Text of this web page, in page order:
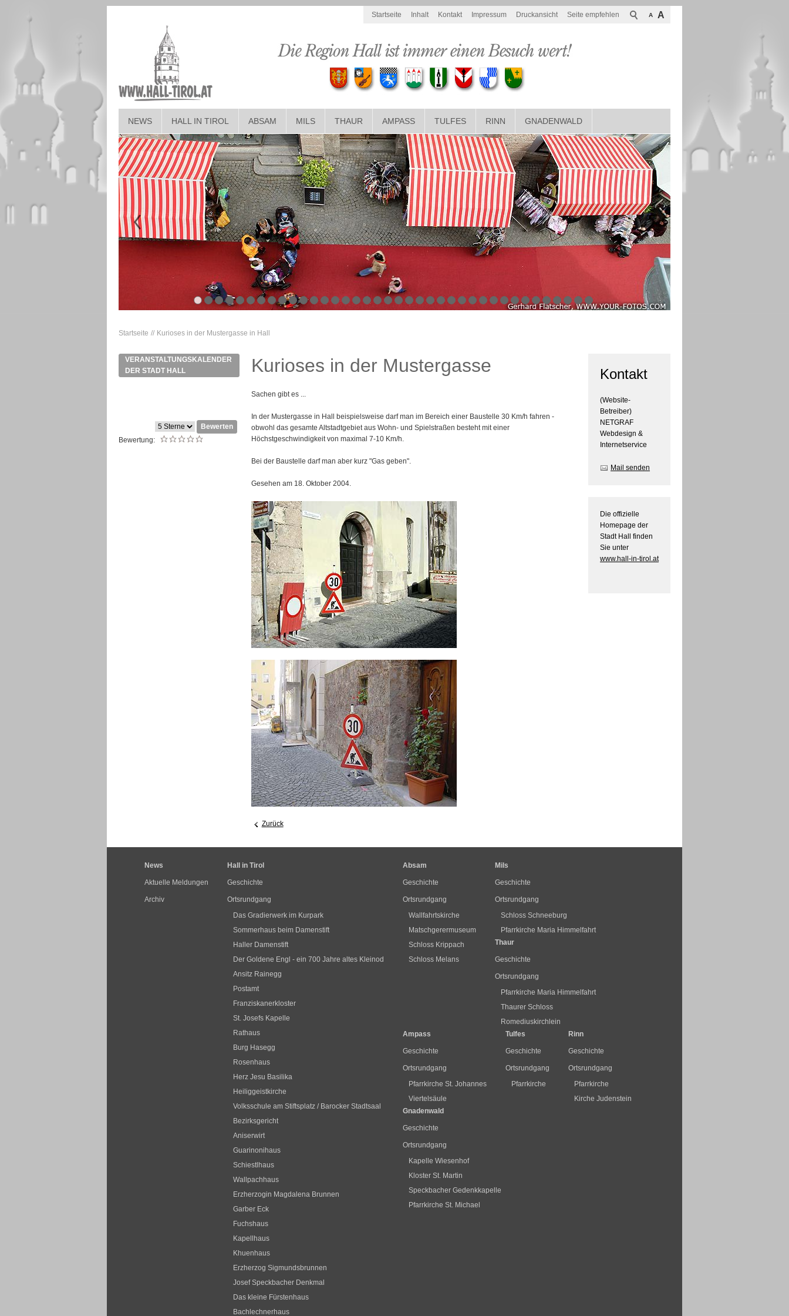
A A
Startseite Inhalt Kontakt Impressum Druckansicht Seite empfehlen
NEWS HALL IN TIROL ABSAM MILS THAUR AMPASS TULFES RINN GNADENWALD
Startseite Kurioses in der Mustergasse in Hall
VERANSTALTUNGSKALENDER
DER STADT HALL
Bewerten
Bewertung:
Kurioses in der Mustergasse
Sachen gibt es ...
In der Mustergasse in Hall beispielsweise darf man im Bereich einer Baustelle 30 Km/h fahren -
obwohl das gesamte Altstadtgebiet aus Wohn- und Spielstraßen besteht mit einer
Höchstgeschwindigkeit von maximal 7-10 Km/h.
Bei der Baustelle darf man aber kurz "Gas geben".
Gesehen am 18. Oktober 2004.
Zurück
Kontakt
(Website-
Betreiber)
NETGRAF
Webdesign &
Internetservice
Mail senden
Die offizielle
Homepage der
Stadt Hall finden
Sie unter
www.hall-in-tirol.at
News
Aktuelle Meldungen
Archiv
Hall in Tirol
Geschichte
Ortsrundgang
Das Gradierwerk im Kurpark
Sommerhaus beim Damenstift
Haller Damenstift
Der Goldene Engl - ein 700 Jahre altes Kleinod
Ansitz Rainegg
Postamt
Franziskanerkloster
St. Josefs Kapelle
Rathaus
Burg Hasegg
Rosenhaus
Herz Jesu Basilika
Heiliggeistkirche
Volksschule am Stiftsplatz / Barocker Stadtsaal
Bezirksgericht
Aniserwirt
Guarinonihaus
Schiestlhaus
Wallpachhaus
Erzherzogin Magdalena Brunnen
Garber Eck
Fuchshaus
Kapellhaus
Khuenhaus
Erzherzog Sigmundsbrunnen
Josef Speckbacher Denkmal
Das kleine Fürstenhaus
Bachlechnerhaus
Absam
Geschichte
Ortsrundgang
Wallfahrtskirche
Matschgerermuseum
Schloss Krippach
Schloss Melans
Mils
Geschichte
Ortsrundgang
Schloss Schneeburg
Pfarrkirche Maria Himmelfahrt
Thaur
Geschichte
Ortsrundgang
Pfarrkirche Maria Himmelfahrt
Thaurer Schloss
Romediuskirchlein
Ampass
Geschichte
Ortsrundgang
Pfarrkirche St. Johannes
Viertelsäule
Tulfes
Geschichte
Ortsrundgang
Pfarrkirche
Rinn
Geschichte
Ortsrundgang
Pfarrkirche
Kirche Judenstein
Gnadenwald
Geschichte
Ortsrundgang
Kapelle Wiesenhof
Kloster St. Martin
Speckbacher Gedenkkapelle
Pfarrkirche St. Michael